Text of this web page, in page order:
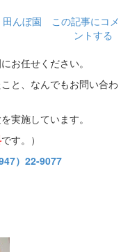
田んぼ園
この記事にコメ
ントする
お任せください。
と、なんでもお問い合わ
実施しています。
です。）
）22-9077